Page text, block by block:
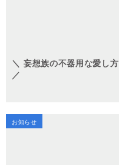
＼ 妄想族の不器用な愛し方
／
お知らせ